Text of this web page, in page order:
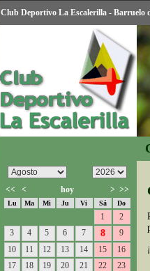
Club Deportivo La Escalerilla - Barruelo
<< < hoy > >>
Lu Ma Mi Ju Vi Sá Do
1
2
3
4 5 6 7 8
9
10
11 12 13 14 15
16
17
18 19 20 21 22
23